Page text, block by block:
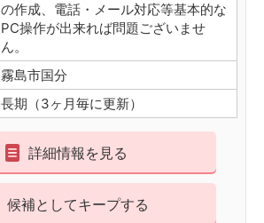
の作成、電話・メール対応等基本的な
PC操作が出来れば問題ございませ
ん。
霧島市国分
長期（3ヶ月毎に更新）
詳細情報を見る
候補としてキープする